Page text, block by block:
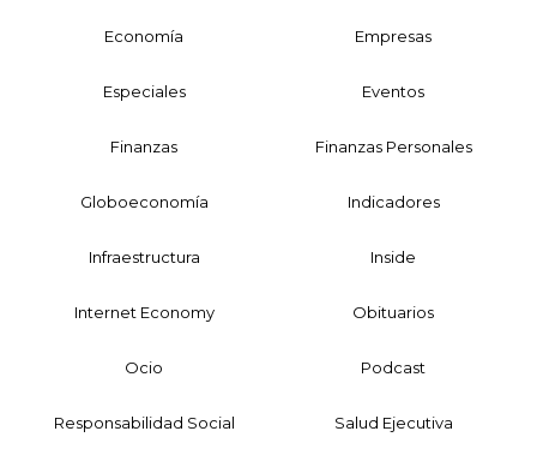
Economía Empresas
Especiales Eventos
Finanzas Finanzas Personales
Globoeconomía Indicadores
Infraestructura Inside
Internet Economy Obituarios
Ocio Podcast
Responsabilidad Social Salud Ejecutiva